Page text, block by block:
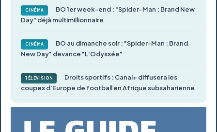
CINÉMA
BO 1er week-end : "Spider-Man : Brand New
Day" déjà multimillionnaire
CINÉMA
BO au dimanche soir : "Spider-Man : Brand
New Day" devance "L’Odyssée"
TÉLÉVISION
Droits sportifs : Canal+ diffusera les
coupes d’Europe de football en Afrique subsaharienne